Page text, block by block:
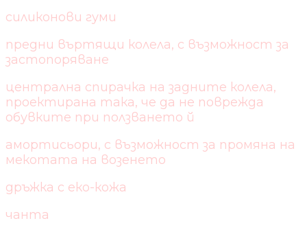
силиконови гуми
предни въртящи колела, с възможност за
застопоряване
централна спирачка на задните колела,
проектирана така, че да не поврежда
обувките при ползването й
амортисьори, с възможност за промяна на
мекотата на возенето
дръжка с еко-кожа
чанта